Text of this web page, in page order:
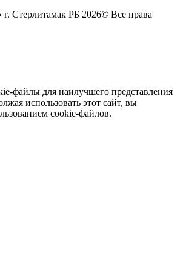
РБ 2026© Все права
файлы для наилучшего представления
использовать этот сайт, вы
cookie-файлов.